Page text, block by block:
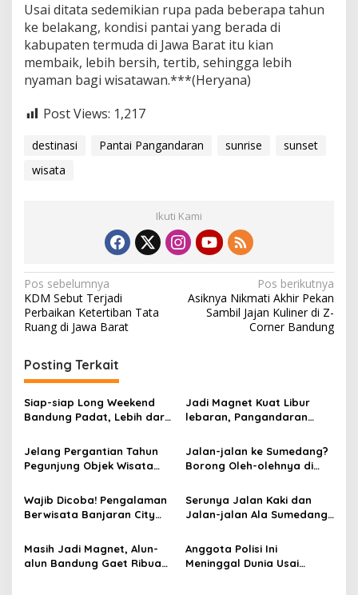
Usai ditata sedemikian rupa pada beberapa tahun
ke belakang, kondisi pantai yang berada di
kabupaten termuda di Jawa Barat itu kian
membaik, lebih bersih, tertib, sehingga lebih
nyaman bagi wisatawan.***(Heryana)
Post Views: 1,217
destinasi Pantai Pangandaran sunrise
sunset
wisata
Ikuti Kami
N
a
v
i
g
a
s
i
p
s
Pos sebelumnya
KDM Sebut Terjadi
Perbaikan Ketertiban Tata
Ruang di Jawa Barat
Pos berikutnya
Asiknya Nikmati Akhir Pekan
Sambil Jajan Kuliner di Z-
Corner Bandung
Posting Terkait
Siap-siap Long Weekend
Bandung Padat, Lebih dari
Datang
Jadi Magnet Kuat Libur
lebaran, Pangandaran
Jelang Pergantian Tahun
Pegunjung Objek Wisata
Update Harga Tiketnya
Disini
Jalan-jalan ke Sumedang?
Borong Oleh-olehnya di
Recommended!
Wajib Dicoba! Pengalaman
Berwisata Banjaran City
Serunya Jalan Kaki dan
Jalan-jalan Ala Sumedang
Masih Jadi Magnet, Alun-
alun Bandung Gaet Ribuan
Anggota Polisi Ini
Meninggal Dunia Usai